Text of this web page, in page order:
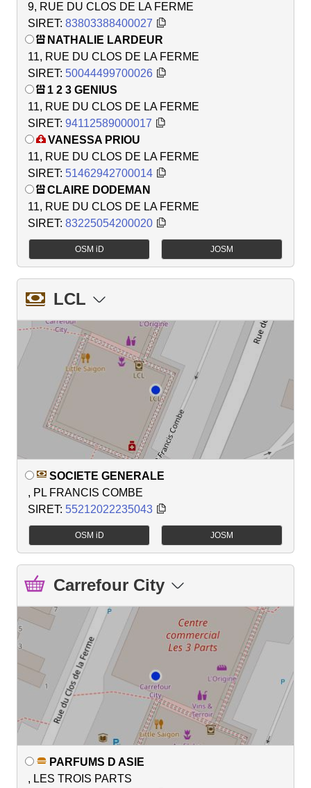
9, RUE DU CLOS DE LA FERME
SIRET: 83803388400027
NATHALIE LARDEUR
11, RUE DU CLOS DE LA FERME
SIRET: 50044499700026
1 2 3 GENIUS
11, RUE DU CLOS DE LA FERME
SIRET: 94112589000017
VANESSA PRIOU
11, RUE DU CLOS DE LA FERME
SIRET: 51462942700014
CLAIRE DODEMAN
11, RUE DU CLOS DE LA FERME
SIRET: 83225054200020
OSM iD JOSM
LCL
SOCIETE GENERALE
, PL FRANCIS COMBE
SIRET: 55212022235043
OSM iD JOSM
Carrefour City
PARFUMS D ASIE
, LES TROIS PARTS